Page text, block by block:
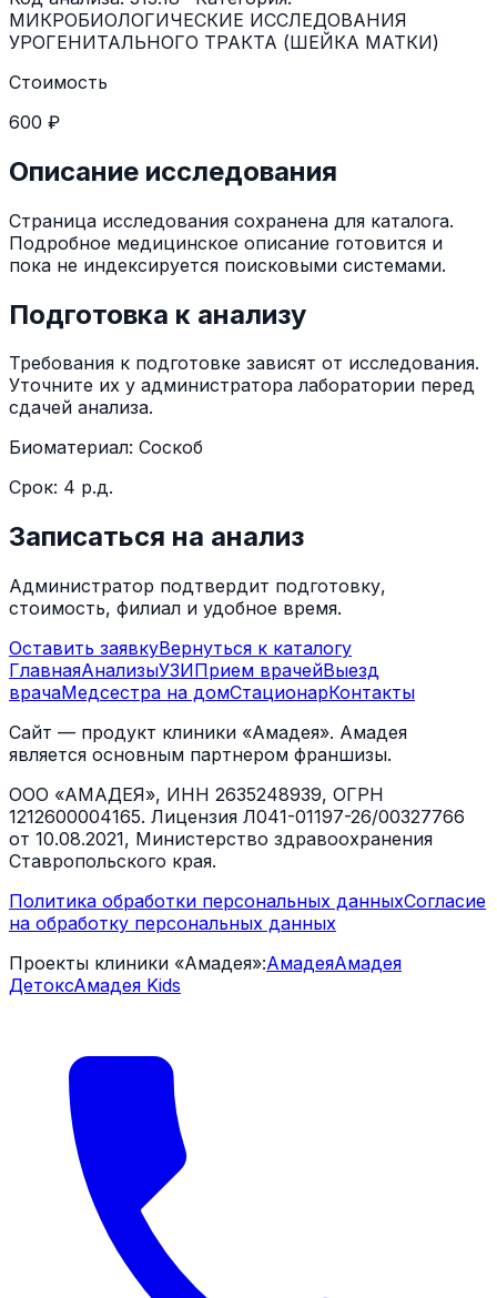
МИКРОБИОЛОГИЧЕСКИЕ ИССЛЕДОВАНИЯ
УРОГЕНИТАЛЬНОГО ТРАКТА (ШЕЙКА МАТКИ)
Стоимость
600 ₽
Описание исследования
Страница исследования сохранена для каталога.
Подробное медицинское описание готовится и
пока не индексируется поисковыми системами.
Подготовка к анализу
Требования к подготовке зависят от исследования.
Уточните их у администратора лаборатории перед
сдачей анализа.
Биоматериал: Соскоб
Срок: 4 р.д.
Записаться на анализ
Администратор подтвердит подготовку,
стоимость, филиал и удобное время.
Оставить заявкуВернуться к каталогу
ГлавнаяАнализыУЗИПрием врачейВыезд
врачаМедсестра на домСтационарКонтакты
Сайт — продукт клиники «Амадея». Амадея
является основным партнером франшизы.
ООО «АМАДЕЯ», ИНН 2635248939, ОГРН
1212600004165. Лицензия Л041-01197-26/00327766
от 10.08.2021, Министерство здравоохранения
Ставропольского края.
Политика обработки персональных данныхСогласие
на обработку персональных данных
Проекты клиники «Амадея»:АмадеяАмадея
ДетоксАмадея Kids